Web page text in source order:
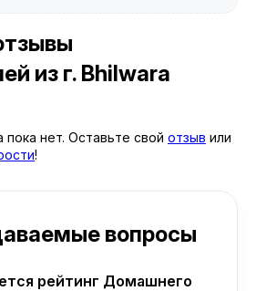
из г. Bhilwara
пока нет. Оставьте свой отзыв или
!
вопросы
рейтинг Домашнего